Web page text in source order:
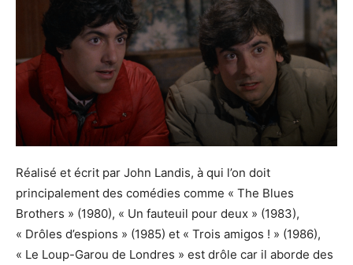
Réalisé et écrit par John Landis, à qui l’on doit
principalement des comédies comme « The Blues
Brothers » (1980), « Un fauteuil pour deux » (1983),
« Drôles d’espions » (1985) et « Trois amigos ! » (1986),
« Le Loup-Garou de Londres » est drôle car il aborde des